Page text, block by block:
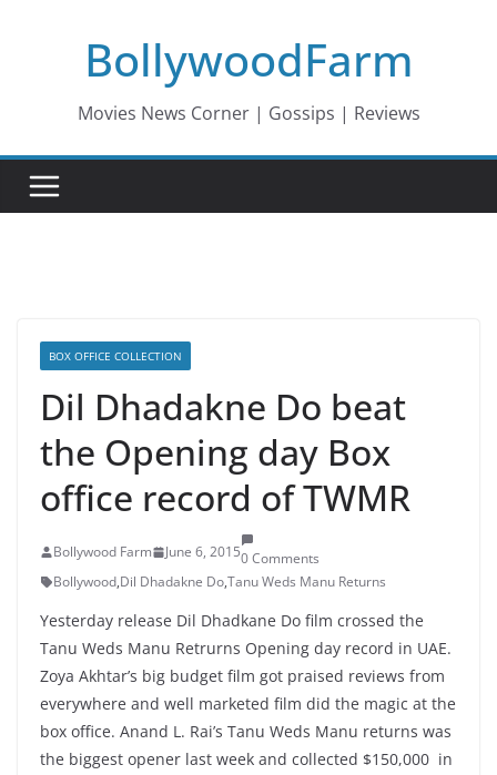
BollywoodFarm
Movies News Corner | Gossips | Reviews
BOX OFFICE COLLECTION
Dil Dhadakne Do beat
the Opening day Box
office record of TWMR
Bollywood Farm June 6, 20150 Comments
Bollywood,Dil Dhadakne Do,Tanu Weds Manu Returns
Yesterday release Dil Dhadkane Do film crossed the
Tanu Weds Manu Retrurns Opening day record in UAE.
Zoya Akhtar’s big budget film got praised reviews from
everywhere and well marketed film did the magic at the
box office. Anand L. Rai’s Tanu Weds Manu returns was
the biggest opener last week and collected $150,000 in